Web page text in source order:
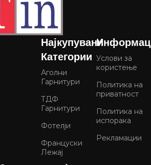
Најкупувани
Категории
Аголни
Гарнитури
ТДФ
Гарнитури
Фотелји
Француски
Лежај
Услови за
користење
Политика на
приватност
Политика на
испорака
Рекламации